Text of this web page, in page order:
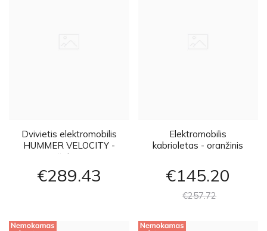
Dvivietis elektromobilis
HUMMER VELOCITY -
žalias
€289 43
Elektromobilis
kabrioletas - oranžinis
€145 20
€25772